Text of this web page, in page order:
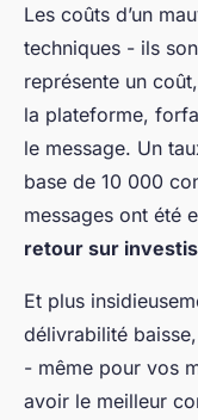
Les coûts d’un
techniques - ils
représente un
la plateforme,
le message. Un
base de 10 000
messages ont été
retour sur
Et plus
délivrabilité
- même pour vos
avoir le meilleur